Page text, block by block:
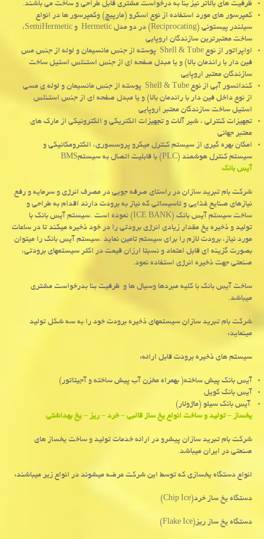
ظرفیت های بالاتر نیز بنا به درخواست مشتری قابل طراحی و ساخت می باشند.
کمپرسور های مورد استفاده از نوع اسکرو (مارپیچ) وکمپرسور ها در انواع
سیلندر پیستونی(Reciprocating)در دو مدلHermetic وSemiHermetic،
ساخت معتبرترین سازندگان اروپایی
اواپراتور از نوعShell & Tube پوسته از جنس مانسیمان و لوله از جنس مس
فین دار با راندمان بالا) و یا مبدل صفحه ای از جنس استنلس استیل ساخت
سازندگان معتبر اروپایی
کندانسور آبی از نوعShell & Tube پوسته از جنس مانسیمان و لوله ی مسی
از نوع داخل فین دار با راندمان بالا) و یا مبدل صفحه ای از جنس استنلس
استیل ساخت سازندگان معتبر اروپایی
تجهیزات کنترلی ، شیر آلات و تجهیزات الکتریکی و الکترونیکی از مارک های
معتبر جهانی
امکان بهره گیری از سیستم کنترل میکرو پروسسوری، الکترومکانیکی و
سیستم کنترل هوشمند(PLC)با قابلیت اتصال به سیستمBMS
آیس بانک
شرکت بام تبرید سازان در راستای صرفه جویی در مصرف انرژی و سرمایه و رفع
نیازهای صنایع غذایی و تاسیساتی که نیاز به برودت دارند اقدام به طراحی و
ساخت سیستم آیس بانک(ICE BANK)نموده است. سیستم آیس بانک با
تولید و ذخیره یخ مقدار زیادی انرژی برودتی را در خود ذخیره میکند تا در ساعات
مورد نیاز، برودت لازم را برای سیستم تامین نماید. سیستم آیس بانک را میتوان
بصورت گزینه ای قابل اعتماد و نسبتا ارزان قیمت در اکثر سیستمهای برودتی،
صنعتی جهت ذخیره انرژی استفاده نمود.
ساخت آیس بانک با کلیه مبردها وسیال ها و ظرفیت بنا بدرخواست مشتری
میباشد.
شرکت بام تبرید سازان سیستمهای ذخیره برودت خود را به سه شکل تولید
مینماید:
سیستم های ذخیره برودت قابل ارائه:
آیس بانک پیش ساخته) بهمراه مخزن آب پیش ساخته و آجیتاتور(
آیس بانک کویل
آیس بانک سیلو (ماژولار(
یخساز–تولید و ساخت انواع یخ ساز قالبی–خرد–ریز–یخ بهداشتی
شرکت بام تبرید سازان پیشرو در ارائه خدمات تولید و ساخت یخساز های
صنعتی در ایران میباشد.
انواع دستگاه یخسازی که توسط این شرکت عرضه میشوند در انواع زیر میباشند:
دستگاه یخ ساز خرد(Chip Ice)
دستگاه یخ ساز ریز(Flake Ice)